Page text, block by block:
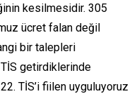
kesilmesidir. 305
ücret falan değil
bir talepleri
TİS getirdiklerinde
TİS’i fiilen uyguluyoruz